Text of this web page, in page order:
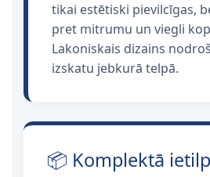
tikai estētiski pievilcīgas,
pret mitrumu un viegli
Lakoniskais dizains
izskatu jebkurā telpā.
📦 Komplektā